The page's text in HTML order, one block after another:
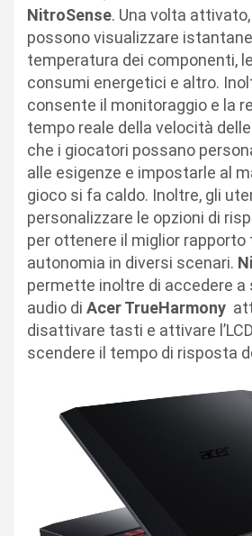
NitroSense. Una volta
possono visualizzare
temperatura dei componenti,
consumi energetici e altro.
consente il monitoraggio e la
tempo reale della velocità
che i giocatori possano
alle esigenze e impostarle al
gioco si fa caldo. Inoltre, gli
personalizzare le opzioni di
per ottenere il miglior rapporto
autonomia in diversi scenari.
permette inoltre di accedere a
audio di Acer TrueHarmony
disattivare tasti e attivare
scendere il tempo di risposta